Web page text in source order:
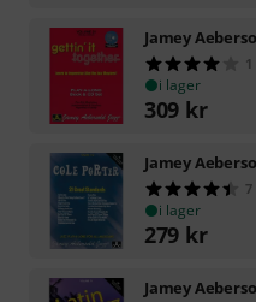
Jamey
1
i lager
309 kr
Jamey
7
i lager
279 kr
Jamey